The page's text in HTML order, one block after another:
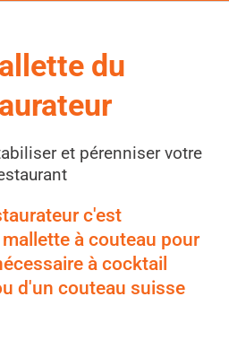
du
et pérenniser votre
c'est
à couteau pour
à cocktail
d'un couteau suisse